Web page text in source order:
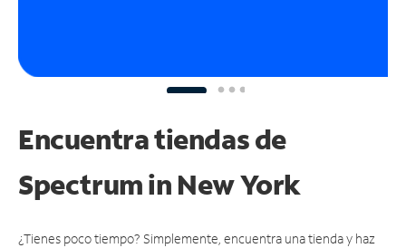
Encuentra tiendas de
Spectrumin New York
¿Tienes poco tiempo? Simplemente, encuentra una tienda y haz